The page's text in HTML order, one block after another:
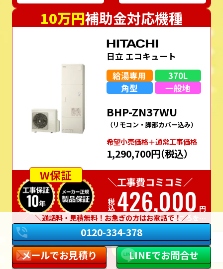
10万円補助金対応機種
日立 エコキュート
給湯専用
370L
角型
一般地
BHP-ZN37WU
（リモコン・脚部カバー込み）
希望⼩売価格＋通常⼯事価格
1,290,700円（税込）
W保証
＼工事費コミコミ／
税込426,000 円
のところを…
実質
価格 税込326,000円
通話料・見積無料！お急ぎの方はお電話で！
0120-334-378
メールでお見積り
LINEでお問合せ